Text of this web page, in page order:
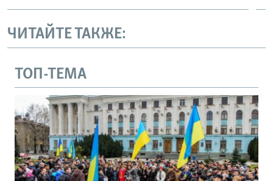
ЧИТАЙТЕ ТАКЖЕ:
ТОП-ТЕМА